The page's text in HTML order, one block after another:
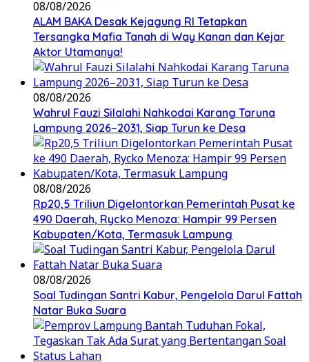
08/08/2026
ALAM BAKA Desak Kejagung RI Tetapkan
Tersangka Mafia Tanah di Way Kanan dan Kejar
Aktor Utamanya!
08/08/2026
Wahrul Fauzi Silalahi Nahkodai Karang Taruna
Lampung 2026–2031, Siap Turun ke Desa
08/08/2026
Rp20,5 Triliun Digelontorkan Pemerintah Pusat ke
490 Daerah, Rycko Menoza: Hampir 99 Persen
Kabupaten/Kota, Termasuk Lampung
08/08/2026
Soal Tudingan Santri Kabur, Pengelola Darul Fattah
Natar Buka Suara